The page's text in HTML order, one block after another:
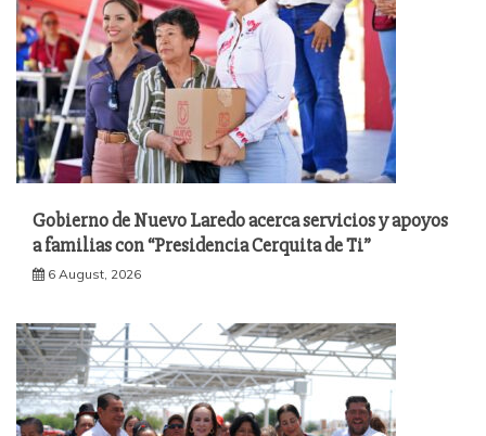
Gobierno de Nuevo Laredo acerca servicios y apoyos
a familias con “Presidencia Cerquita de Ti”
6 August, 2026